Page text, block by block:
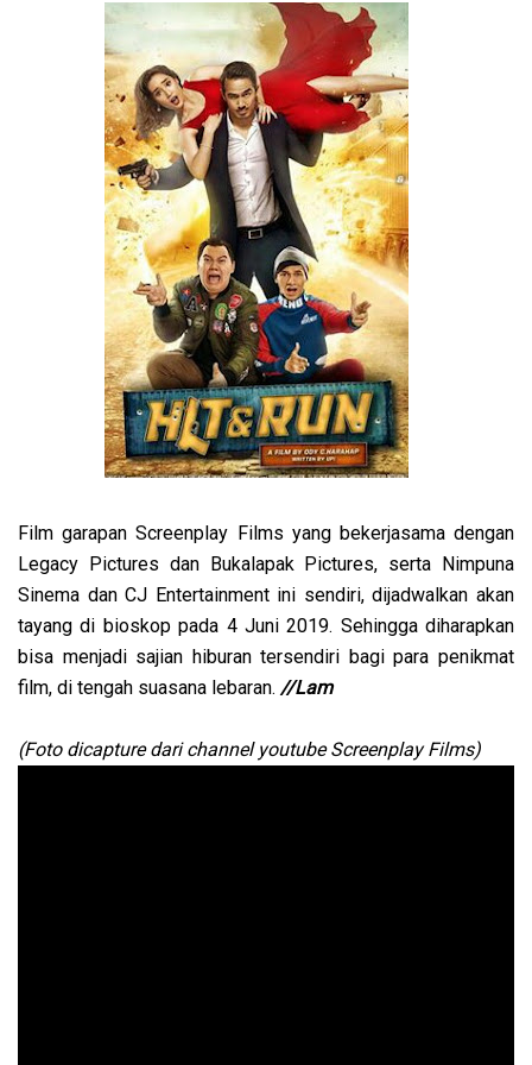
Film garapan Screenplay Films yang bekerjasama dengan
Legacy Pictures dan Bukalapak Pictures, serta Nimpuna
Sinema dan CJ Entertainment ini sendiri, dijadwalkan akan
tayang di bioskop pada 4 Juni 2019. Sehingga diharapkan
bisa menjadi sajian hiburan tersendiri bagi para penikmat
film, di tengah suasana lebaran. //Lam
(Foto dicapture dari channel youtube Screenplay Films)